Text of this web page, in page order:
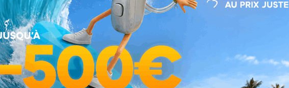
20 à 39 décibels : Surditélégère – Les personnes concernées peuvent
soient répétés, en particulier les sons plus aigus qui sont difficiles à capter.
40 à 69 décibels :
Surdité
moyenne – À ce niveau, il est fréquent
interlocuteur élève la voix pour faciliter la compréhension.
70 à 89 décibels :
Surditésévère – Les communications de tous les
rendant les interactions ordinaires nettement plus complexes.